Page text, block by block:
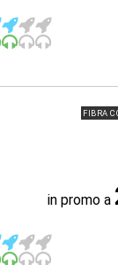
FIBRA
in promo a